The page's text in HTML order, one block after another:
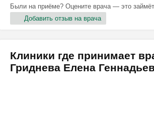
Были на приёме? Оцените врача — это
Добавить отзыв на врача
Клиники где принимает
Гриднева Елена